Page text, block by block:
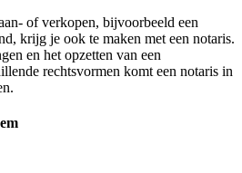
of verkopen, bijvoorbeeld een
krijg je ook te maken met een notaris.
en het opzetten van een
rechtsvormen komt een notaris in